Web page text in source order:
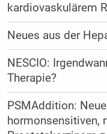
kardiovaskulärem
Neues aus der
NESCIO:
Therapie?
PSMAddition:
hormonsensitiven,